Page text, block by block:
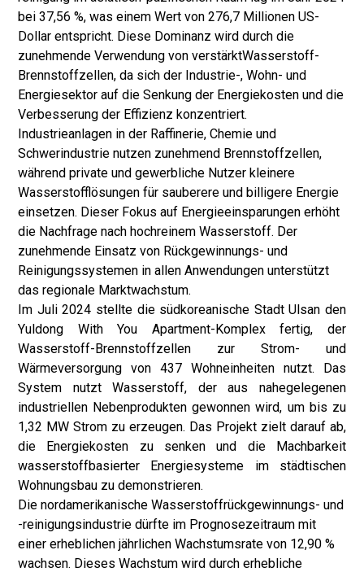
bei 37,56 %, was einem Wert von 276,7 Millionen US-
Dollar entspricht. Diese Dominanz wird durch die
zunehmende Verwendung von verstärktWasserstoff-
Brennstoffzellen, da sich der Industrie-, Wohn- und
Energiesektor auf die Senkung der Energiekosten und die
Verbesserung der Effizienz konzentriert.
Industrieanlagen in der Raffinerie, Chemie und
Schwerindustrie nutzen zunehmend Brennstoffzellen,
während private und gewerbliche Nutzer kleinere
Wasserstofflösungen für sauberere und billigere Energie
einsetzen. Dieser Fokus auf Energieeinsparungen erhöht
die Nachfrage nach hochreinem Wasserstoff. Der
zunehmende Einsatz von Rückgewinnungs- und
Reinigungssystemen in allen Anwendungen unterstützt
das regionale Marktwachstum.
Im Juli 2024 stellte die südkoreanische Stadt Ulsan den
Yuldong With You Apartment-Komplex fertig, der
Wasserstoff-Brennstoffzellen zur Strom- und
Wärmeversorgung von 437 Wohneinheiten nutzt. Das
System nutzt Wasserstoff, der aus nahegelegenen
industriellen Nebenprodukten gewonnen wird, um bis zu
1,32 MW Strom zu erzeugen. Das Projekt zielt darauf ab,
die Energiekosten zu senken und die Machbarkeit
wasserstoffbasierter Energiesysteme im städtischen
Wohnungsbau zu demonstrieren.
Die nordamerikanische Wasserstoffrückgewinnungs- und
-reinigungsindustrie dürfte im Prognosezeitraum mit
einer erheblichen jährlichen Wachstumsrate von 12,90 %
wachsen. Dieses Wachstum wird durch erhebliche